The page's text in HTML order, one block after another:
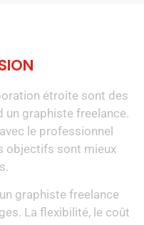
étroite sont des
un graphiste freelance.
le professionnel
objectifs sont mieux
graphiste freelance
La flexibilité, le coût